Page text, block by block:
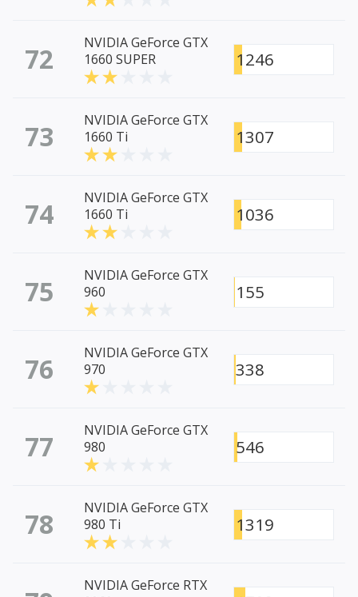
72
NVIDIA GeForce GTX
1660 SUPER
1246
73
NVIDIA GeForce GTX
1660 Ti
1307
74
NVIDIA GeForce GTX
1660 Ti
1036
75
NVIDIA GeForce GTX
960
155
76
NVIDIA GeForce GTX
970
338
77
NVIDIA GeForce GTX
980
546
78
NVIDIA GeForce GTX
980 Ti
1319
NVIDIA GeForce RTX